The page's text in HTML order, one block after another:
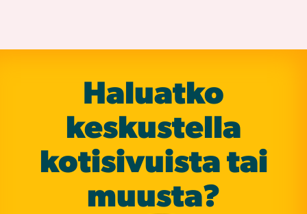
Haluatko
keskustella
koti­sivuista tai
muusta?